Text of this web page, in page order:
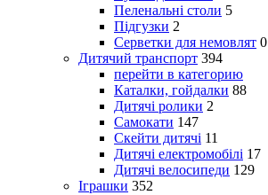
Пеленальні столи 5
Підгузки 2
Серветки для немовлят 0
Дитячий транспорт 394
перейти в категорию
Каталки, гойдалки 88
Дитячі ролики 2
Самокати 147
Скейти дитячі 11
Дитячі електромобілі 17
Дитячі велосипеди 129
Іграшки 352